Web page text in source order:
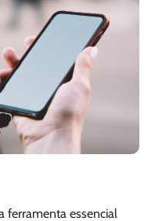
ferramenta essencial